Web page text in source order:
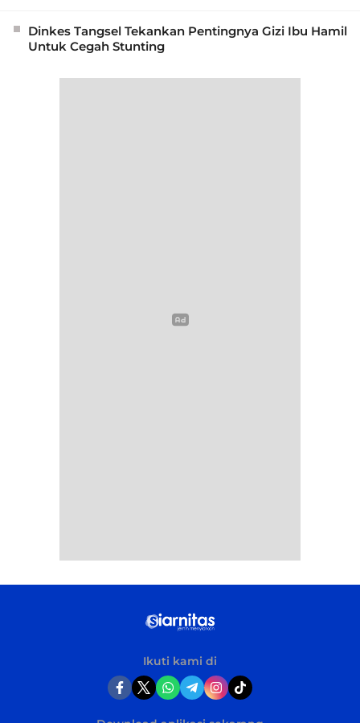
Dinkes Tangsel Tekankan Pentingnya Gizi Ibu Hamil
Untuk Cegah Stunting
Ikuti kami di